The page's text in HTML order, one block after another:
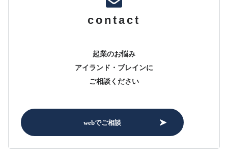
contact
起業のお悩み
アイランド・ブレインに
ご相談ください
webでご相談